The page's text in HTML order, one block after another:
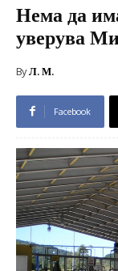
Нема да
уверува
ByЛ. М.
Facebook